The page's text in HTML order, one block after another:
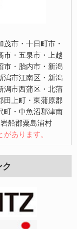
市・十日町市・
市・五泉市・上越
市・胎内市・新潟
潟市江南区・新潟
潟市西蒲区・北蒲
田上町・東蒲原郡
町・中魚沼郡津南
船郡粟島浦村
あります。